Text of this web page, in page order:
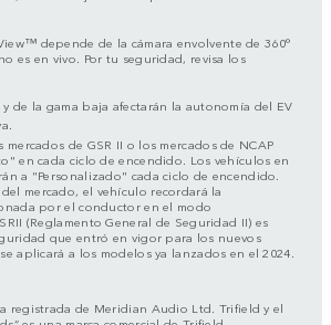
depende de la cámara envolvente de 360°
es en vivo. Por tu seguridad, revisa los
de la gama baja afectarán la autonomía del EV
mercados de GSR II o los mercados de NCAP
en cada ciclo de encendido. Los vehículos en
a "Personalizado" cada ciclo de encendido.
mercado, el vehículo recordará la
por el conductor en el modo
(Reglamento General de Seguridad II) es
que entró en vigor para los nuevos
aplicará a los modelos ya lanzados en el 2024.
registrada de Meridian Audio Ltd. Trifield y el